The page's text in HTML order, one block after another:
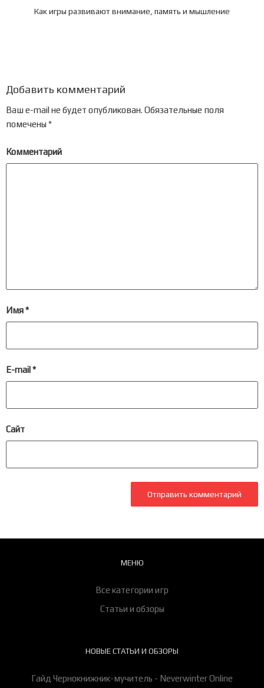
Как игры развивают внимание, память и мышление
Добавить комментарий
Ваш e-mail не будет опубликован. Обязательные поля
помечены *
Комментарий
Имя*
E-mail*
Сайт
МЕНЮ
Все категории игр
Статьи и обзоры
НОВЫЕ СТАТЬИ И ОБЗОРЫ
Гайд Чернокнижник-мучитель - Neverwinter Online